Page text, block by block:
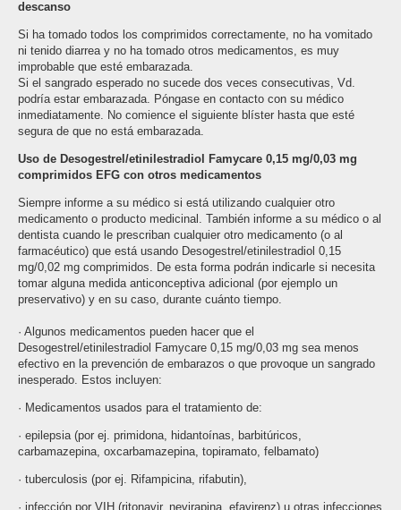
descanso
Si ha tomado todos los comprimidos correctamente, no ha vomitado
ni tenido diarrea y no ha tomado otros medicamentos, es muy
improbable que esté embarazada.
Si el sangrado esperado no sucede dos veces consecutivas, Vd.
podría estar embarazada. Póngase en contacto con su médico
inmediatamente. No comience el siguiente blíster hasta que esté
segura de que no está embarazada.
Uso de Desogestrel/etinilestradiol Famycare 0,15 mg/0,03 mg
comprimidos EFG con otros medicamentos
Siempre informe a su médico si está utilizando cualquier otro
medicamento o producto medicinal. También informe a su médico o al
dentista cuando le prescriban cualquier otro medicamento (o al
farmacéutico) que está usando Desogestrel/etinilestradiol 0,15
mg/0,02 mg comprimidos. De esta forma podrán indicarle si necesita
tomar alguna medida anticonceptiva adicional (por ejemplo un
preservativo) y en su caso, durante cuánto tiempo.
· Algunos medicamentos pueden hacer que el
Desogestrel/etinilestradiol Famycare 0,15 mg/0,03 mg sea menos
efectivo en la prevención de embarazos o que provoque un sangrado
inesperado. Estos incluyen:
· Medicamentos usados para el tratamiento de:
· epilepsia (por ej. primidona, hidantoínas, barbitúricos,
carbamazepina, oxcarbamazepina, topiramato, felbamato)
· tuberculosis (por ej. Rifampicina, rifabutin),
· infección por VIH (ritonavir, nevirapina, efavirenz) u otras infecciones